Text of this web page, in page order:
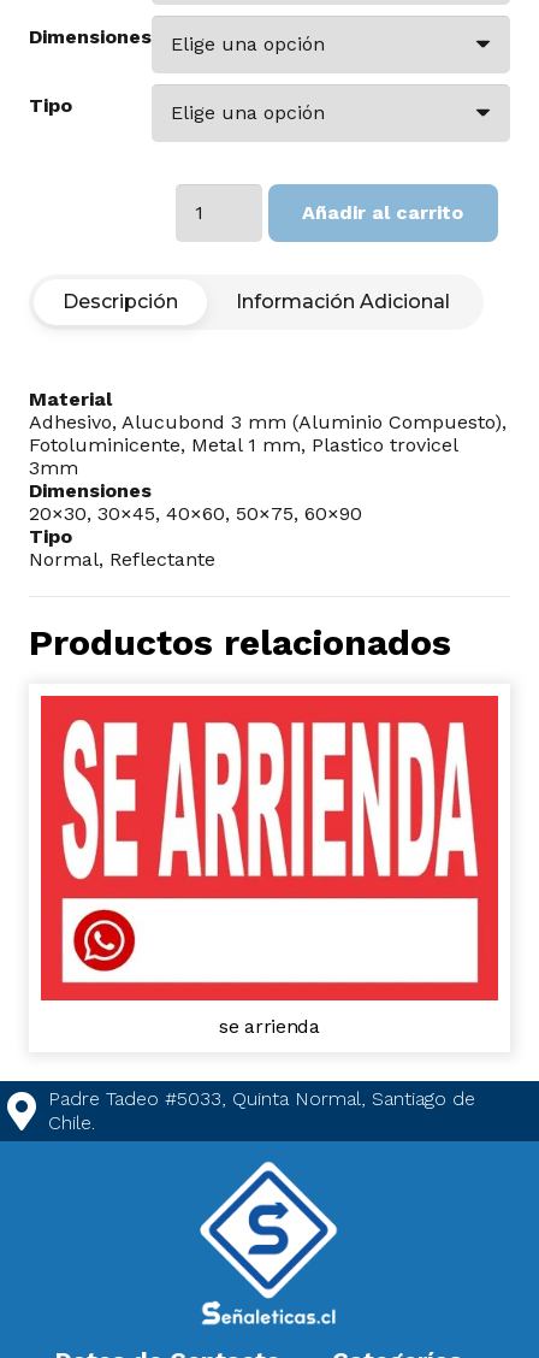
Dimensiones
Tipo
PROPIEDAD
PRIVADA
cantidad
Añadir al carrito
Descripción Información Adicional
Material
Adhesivo, Alucubond 3 mm (Aluminio Compuesto),
Fotoluminicente, Metal 1 mm, Plastico trovicel
3mm
Dimensiones
20×30, 30×45, 40×60, 50×75, 60×90
Tipo
Normal, Reflectante
Productos relacionados
se arrienda
Padre Tadeo #5033, Quinta Normal, Santiago de
Chile.